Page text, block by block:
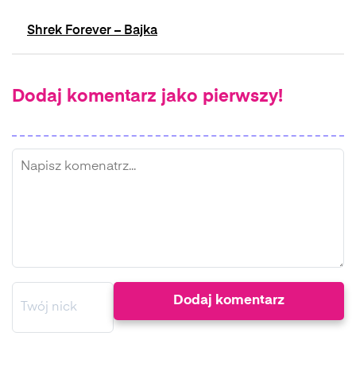
Shrek Forever – Bajka
Dodaj komentarz jako pierwszy!